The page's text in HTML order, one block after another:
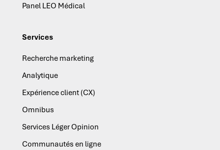
Panel LEO Médical
Services
Recherche marketing
Analytique
Expérience client (CX)
Omnibus
Services Léger Opinion
Communautés en ligne